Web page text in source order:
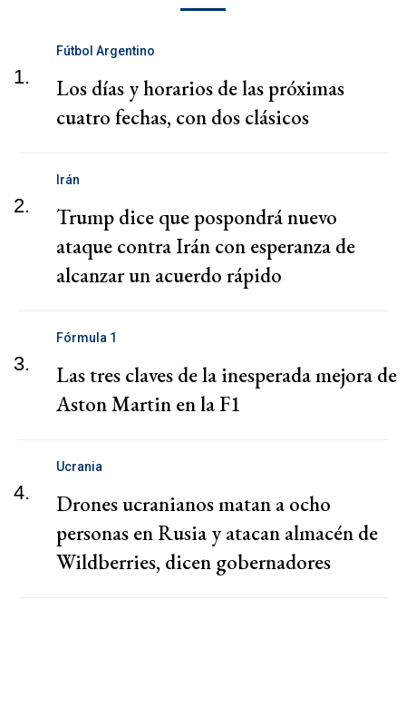
1.
Fútbol Argentino
Los días y horarios de las próximas
cuatro fechas, con dos clásicos
2.
Irán
Trump dice que pospondrá nuevo
ataque contra Irán con esperanza de
alcanzar un acuerdo rápido
3.
Fórmula 1
Las tres claves de la inesperada mejora de
Aston Martin en la F1
4.
Ucrania
Drones ucranianos matan a ocho
personas en Rusia y atacan almacén de
Wildberries, dicen gobernadores